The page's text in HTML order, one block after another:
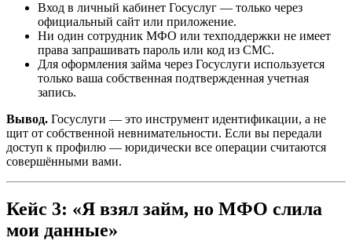
Вход в личный кабинет Госуслуг — только через
официальный сайт или приложение.
Ни один сотрудник МФО или техподдержки не имеет
права запрашивать пароль или код из СМС.
Для оформления займа через Госуслуги используется
только ваша собственная подтвержденная учетная
запись.
Вывод. Госуслуги — это инструмент идентификации, а не
щит от собственной невнимательности. Если вы передали
доступ к профилю — юридически все операции считаются
совершёнными вами.
Кейс 3: «Я взял займ, но МФО слила
мои данные»